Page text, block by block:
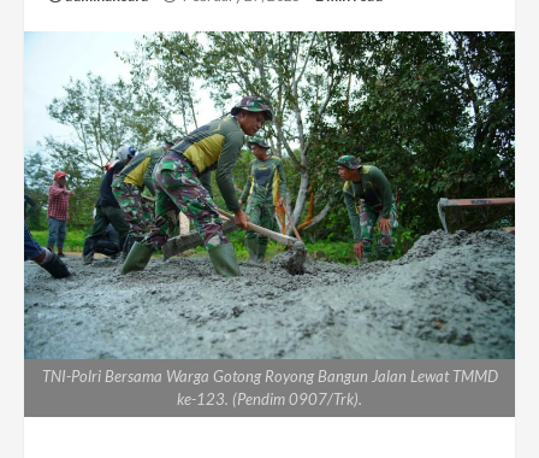
TNI-Polri Bersama Warga Gotong Royong Bangun Jalan Lewat TMMD
ke-123. (Pendim 0907/Trk).